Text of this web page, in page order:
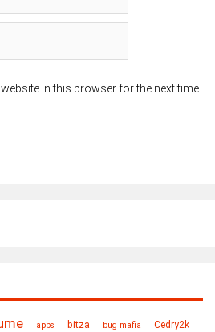
in this browser for the next time
apps bitza bug mafia Cedry2k